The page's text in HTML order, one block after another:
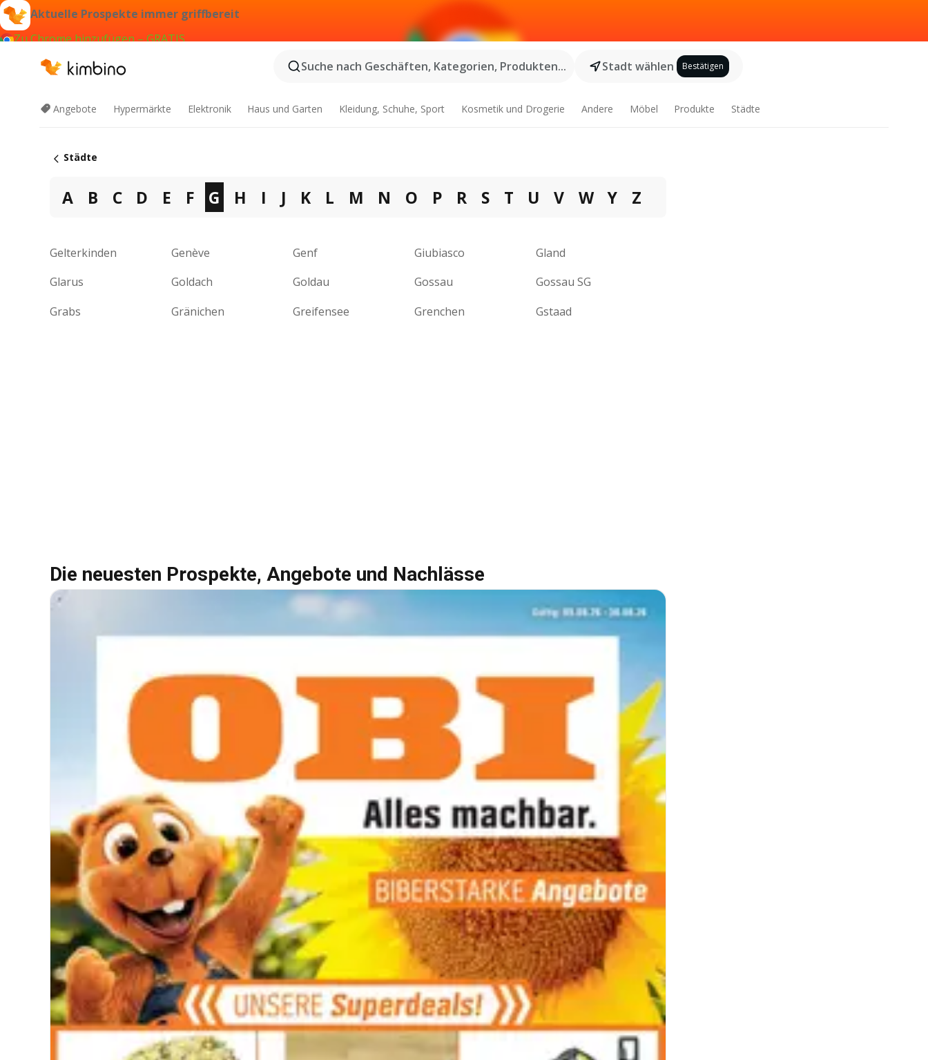
Aktuelle Prospekte immer griffbereit
Zu Chrome hinzufügen – GRATIS
Suche nach Geschäften, Kategorien, Produkten...
Stadt wählen Bestätigen
Angebote Hypermärkte Elektronik Haus und Garten Kleidung, Schuhe, Sport Kosmetik und Drogerie Andere Möbel Produkte Städte
Städte
A B C D E F G H I J K L M N O P R S T U V W Y Z
Gelterkinden Genève Genf Giubiasco
Gland
Glarus
Goldach Goldau Gossau
Gossau SG
Grabs
Gränichen Greifensee Grenchen Gstaad
Die neuesten Prospekte, Angebote und Nachlässe